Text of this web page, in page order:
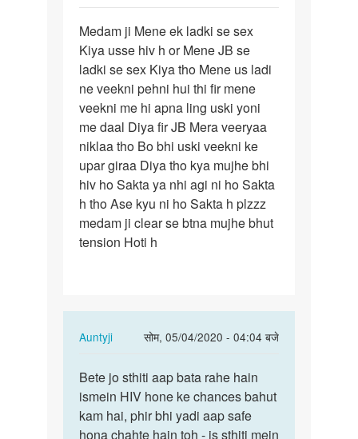
Medam
ji
Mene
ek
ladki
se…
Medam ji Mene ek ladki se sex
Kiya usse hiv h or Mene JB se
ladki se sex Kiya tho Mene us ladi
ne veekni pehni hui thi fir mene
veekni me hi apna ling uski yoni
me daal Diya fir JB Mera veeryaa
niklaa tho Bo bhi uski veekni ke
upar giraa Diya tho kya mujhe bhi
hiv ho Sakta ya nhi agi ni ho Sakta
h tho Ase kyu ni ho Sakta h plzzz
medam ji clear se btna mujhe bhut
tension Hoti h
Auntyji
सोम, 05/04/2020 - 04:04 बजे
In
to
Medam
ji
Mene
Bete
jo
sthiti
aap
Bete jo sthiti aap bata rahe hain
ismein HIV hone ke chances bahut
kam hai, phir bhi yadi aap safe
hona chahte hain toh - is sthiti mein